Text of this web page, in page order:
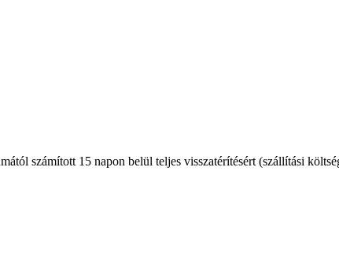
számított 15 napon belül teljes visszatérítésért (szállítási